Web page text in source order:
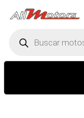
productos